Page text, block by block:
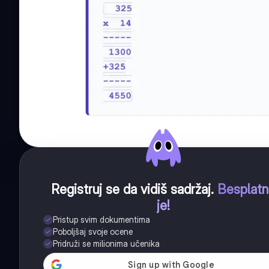
Registruj se da vidiš sadržaj.
je!
Pristup svim dokumentima
Poboljšaj svoje ocene
Pridruži se milionima učenika